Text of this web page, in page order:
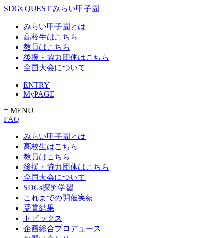
SDGs QUEST みらい甲子園
みらい甲子園とは
高校生はこちら
教員はこちら
後援・協力団体はこちら
全国大会について
ENTRY
MyPAGE
= MENU
FAQ
みらい甲子園とは
高校生はこちら
教員はこちら
後援・協力団体はこちら
全国大会について
SDGs探究学習
これまでの開催実績
受賞結果
トピックス
企画総合プロデュース